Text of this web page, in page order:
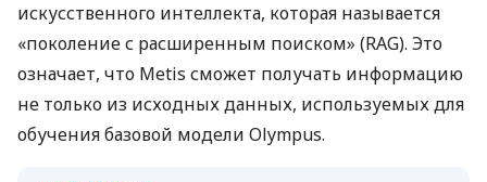
искусственного интеллекта, которая называется
«поколение с расширенным поиском» (RAG). Это
означает, что Metis сможет получать информацию
не только из исходных данных, используемых для
обучения базовой модели Olympus.